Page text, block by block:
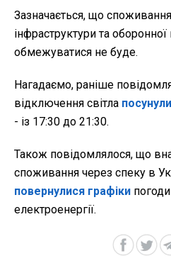
Зазначається, що споживання
інфраструктури та
обмежуватися не буде.
Нагадаємо, раніше
відключення світла
- із 17:30 до 21:30.
Також повідомлялося, що
споживання через спеку в
повернулися графіки
електроенергії.